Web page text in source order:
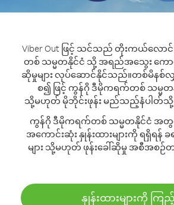
Viber Out ဖြင့် သင်သည် တိုးကယ်လော
တစ် သမ္မတနိုင်ငံ သို့ အရည်အသွေး ကောင်
ဆိုမှုများ လုပ်ဆောင်နိုင်သည်။တစ်မိနစ်လ
စ၍ ဖြင့် ကွန်ဂို ဒီမိုကရက်တစ် သမ္မတနို
သို့မဟုတ် မိုဘိုင်းဖုန်း မည်သည့်နံပါတ်သို့မ
ကွန်ဂို ဒီမိုကရက်တစ် သမ္မတနိုင်ငံ အ
အကောင်းဆုံး နှုန်းထားများကို ရရှိရန်
များ သို့မဟုတ် ဖုန်းခေါ်ဆိုမှု အစီအစ
နှုန်းထားများကို ကြည့်